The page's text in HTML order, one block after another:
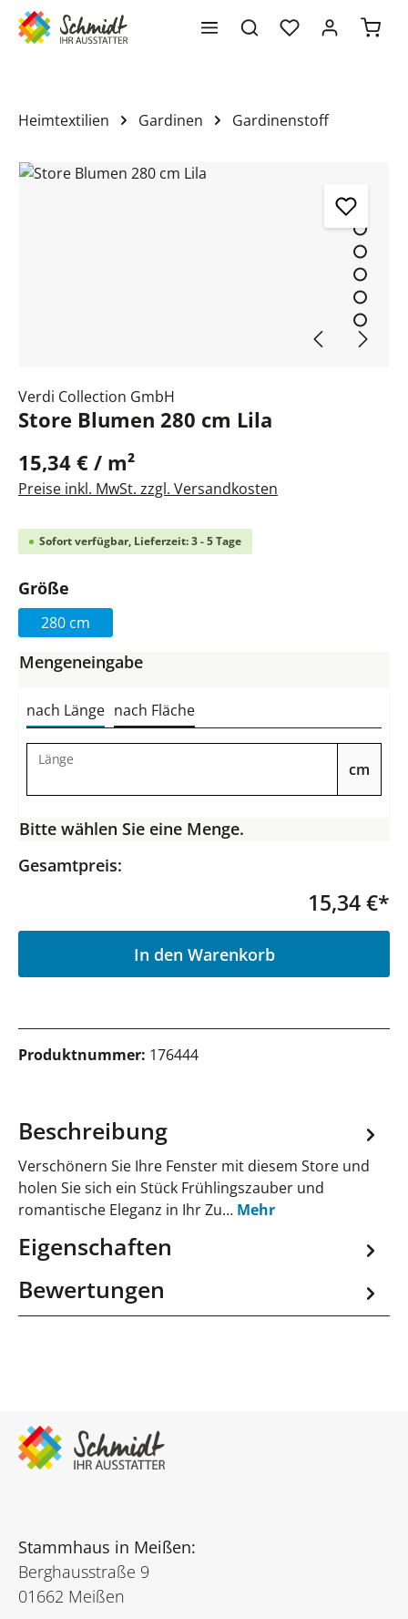
springen
Heimtextilien Gardinen Gardinenstoff
Bildergalerie überspringen
Verdi Collection GmbH
Store Blumen 280 cm Lila
15,34 € / m²
Preise inkl. MwSt. zzgl. Versandkosten
Sofort verfügbar, Lieferzeit: 3 - 5 Tage
Größe
280 cm
Mengeneingabe
nach Länge nach Fläche
Länge
cm
Bitte wählen Sie eine Menge.
Gesamtpreis:
15,34 €*
In den Warenkorb
Produktnummer: 176444
Beschreibung
Verschönern Sie Ihre Fenster mit diesem Store und
holen Sie sich ein Stück Frühlingszauber und
romantische Eleganz in Ihr Zu… Mehr
Eigenschaften
Bewertungen
Stammhaus in Meißen:
Berghausstraße 9
01662 Meißen